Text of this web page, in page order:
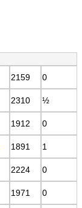
2159
0
2310
½
1912
0
1891
1
2224
0
1971
0